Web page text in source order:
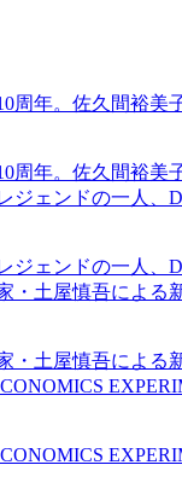
年。佐久間裕美
年。佐久間裕美
ェンドの一人、
ェンドの一人、
・土屋慎吾によ
・土屋慎吾によ